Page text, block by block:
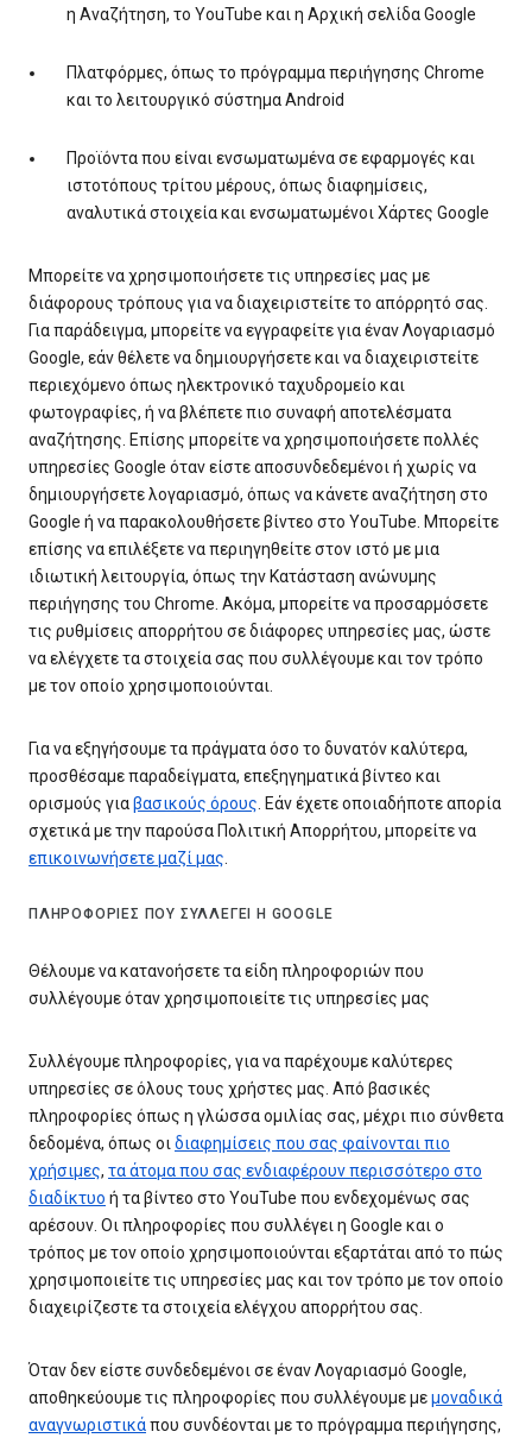
η Αναζήτηση, το YouTube και η Αρχική σελίδα Google
Πλατφόρμες, όπως το πρόγραμμα περιήγησης Chrome
και το λειτουργικό σύστημα Android
Προϊόντα που είναι ενσωματωμένα σε εφαρμογές και
ιστοτόπους τρίτου μέρους, όπως διαφημίσεις,
αναλυτικά στοιχεία και ενσωματωμένοι Χάρτες Google
Μπορείτε να χρησιμοποιήσετε τις υπηρεσίες μας με
διάφορους τρόπους για να διαχειριστείτε το απόρρητό σας.
Για παράδειγμα, μπορείτε να εγγραφείτε για έναν Λογαριασμό
Google, εάν θέλετε να δημιουργήσετε και να διαχειριστείτε
περιεχόμενο όπως ηλεκτρονικό ταχυδρομείο και
φωτογραφίες, ή να βλέπετε πιο συναφή αποτελέσματα
αναζήτησης. Επίσης μπορείτε να χρησιμοποιήσετε πολλές
υπηρεσίες Google όταν είστε αποσυνδεδεμένοι ή χωρίς να
δημιουργήσετε λογαριασμό, όπως να κάνετε αναζήτηση στο
Google ή να παρακολουθήσετε βίντεο στο YouTube. Μπορείτε
επίσης να επιλέξετε να περιηγηθείτε στον ιστό με μια
ιδιωτική λειτουργία, όπως την Κατάσταση ανώνυμης
περιήγησης του Chrome. Ακόμα, μπορείτε να προσαρμόσετε
τις ρυθμίσεις απορρήτου σε διάφορες υπηρεσίες μας, ώστε
να ελέγχετε τα στοιχεία σας που συλλέγουμε και τον τρόπο
με τον οποίο χρησιμοποιούνται.
Για να εξηγήσουμε τα πράγματα όσο το δυνατόν καλύτερα,
προσθέσαμε παραδείγματα, επεξηγηματικά βίντεο και
ορισμούς γιαβασικούς όρους. Εάν έχετε οποιαδήποτε απορία
σχετικά με την παρούσα Πολιτική Απορρήτου, μπορείτε να
επικοινωνήσετε μαζί μας.
ΠΛΗΡΟΦΟΡΊΕΣ ΠΟΥ ΣΥΛΛΈΓΕΙ Η GOOGLE
Θέλουμε να κατανοήσετε τα είδη πληροφοριών που
συλλέγουμε όταν χρησιμοποιείτε τις υπηρεσίες μας
Συλλέγουμε πληροφορίες, για να παρέχουμε καλύτερες
υπηρεσίες σε όλους τους χρήστες μας. Από βασικές
πληροφορίες όπως η γλώσσα ομιλίας σας, μέχρι πιο σύνθετα
δεδομένα, όπως οιδιαφημίσεις που σας φαίνονται πιο
χρήσιμες, τα άτομα που σας ενδιαφέρουν περισσότερο στο
διαδίκτυο ή τα βίντεο στο YouTube που ενδεχομένως σας
αρέσουν. Οι πληροφορίες που συλλέγει η Google και ο
τρόπος με τον οποίο χρησιμοποιούνται εξαρτάται από το πώς
χρησιμοποιείτε τις υπηρεσίες μας και τον τρόπο με τον οποίο
διαχειρίζεστε τα στοιχεία ελέγχου απορρήτου σας.
Όταν δεν είστε συνδεδεμένοι σε έναν Λογαριασμό Google,
αποθηκεύουμε τις πληροφορίες που συλλέγουμε μεμοναδικά
αναγνωριστικάπου συνδέονται με το πρόγραμμα περιήγησης,